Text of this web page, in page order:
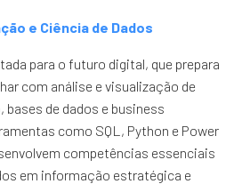
e Ciência de Dados
para o futuro digital, que prepara
com análise e visualização de
bases de dados e business
como SQL, Python e Power
competências essenciais
em informação estratégica e